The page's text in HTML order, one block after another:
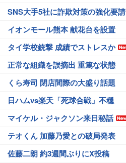
SNS大手5社に詐欺対策の強化要請
イオンモール熊本 献花台を設置
タイ学校銃撃 成績でストレスか
正常な組織を誤摘出 重篤な状態
くら寿司 閉店間際の大盛り話題
日ハムvs楽天「死球合戦」不穏
マイケル・ジャクソン来日秘話
テオくん 加藤乃愛との破局発表
佐藤二朗 約3週間ぶりにX投稿